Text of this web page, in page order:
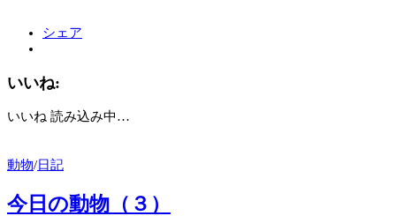
シェア
いいね:
いいね 読み込み中…
動物/日記
今日の動物（３）